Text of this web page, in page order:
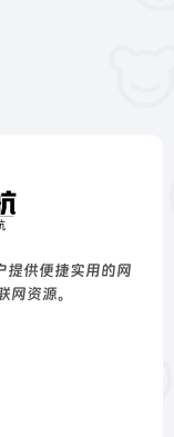
供便捷实用的网
网资源。